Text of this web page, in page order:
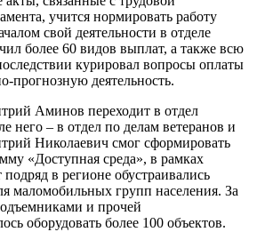
учится нормировать работу
свой деятельности в отделе
более 60 видов выплат, а также всю
курировал вопросы оплаты
прогнозную деятельность.
Аминов переходит в отдел
него – в отдел по делам ветеранов и
Николаевич смог сформировать
«Доступная среда», в рамках
подряд в регионе обустраивались
маломобильных групп населения. За
и прочей
оборудовать более 100 объектов.